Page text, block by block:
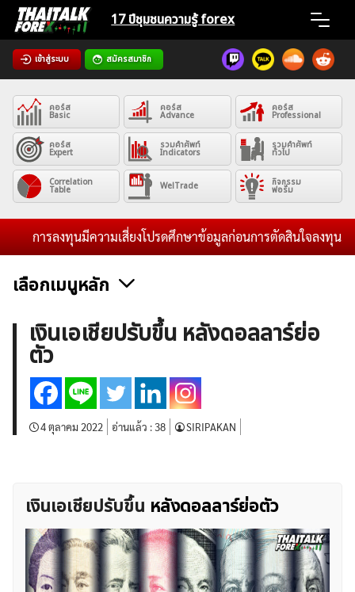
Skip
content
17 ปีชุมชนความรู้ forex
เข้าสู่ระบบ สมัครสมาชิก
Home
News
Articles
VPS Register
ค้นหา
สำหรับ:
คอร์ส
Basic
คอร์ส
Advance
คอร์ส
Professional
คอร์ส
Expert
รวมคำศัพท์
Indicators
รวมคำศัพท์
ทั่วไป
Correlation
Table WelTrade กิจกรรม
ฟอรั่ม
การลงทุนมีความเสี่ยงโปรดศึกษาข้อมูลก่อนการตัดสินใจลงทุน แล
เลือกเมนูหลัก
ข่าวฟอเร็กซ์และสกุลเงิน คริปโตเคอร์เรนซี
ฟรีซิกแนล รายวัน
บทวิเคราะห์
สินค้าโภคภัณฑ์
โบรกเกอร์ FX
โปรโมชั่น Forex
กองทุน Forex
ฟรี EA
เงินเอเชียปรับขึ้น หลังดอลลาร์ย่อ
ตัว
4 ตุลาคม 2022 อ่านแล้ว :38 SIRIPAKAN
เงินเอเชียปรับขึ้น หลังดอลลาร์ย่อตัว